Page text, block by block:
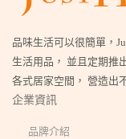
品味生活可以很簡單，
生活用品， 並且定期推
各式居家空間， 營造出
企業資訊
品牌介紹